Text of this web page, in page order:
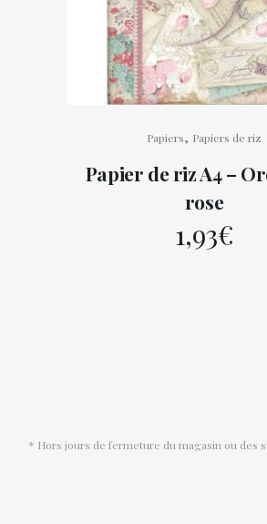
Papiers, Papiers de riz
Papier de riz A4 –
rose
1,93€
* Hors jours de fermeture du magasin ou des